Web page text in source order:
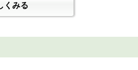
くみる